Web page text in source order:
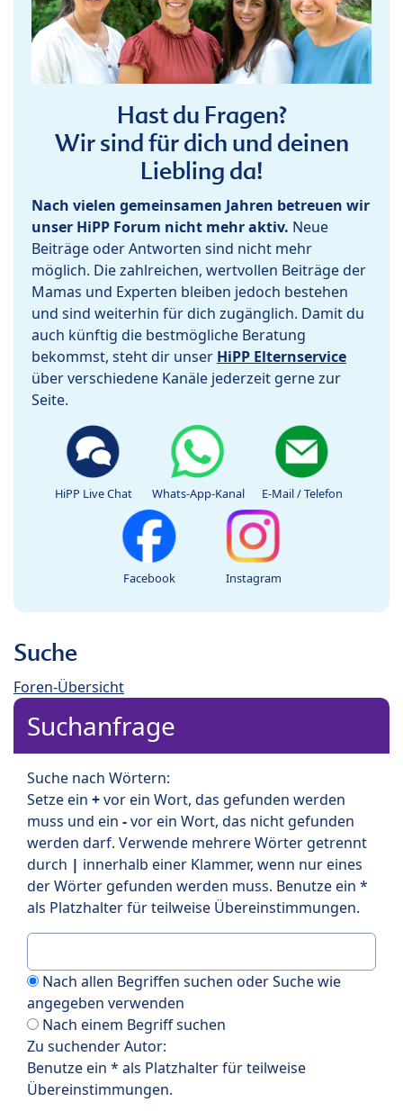
Hast du Fragen?
Wir sind für dich und deinen
Liebling da!
Nach vielen gemeinsamen Jahren betreuen wir
unser HiPP Forum nicht mehr aktiv. Neue
Beiträge oder Antworten sind nicht mehr
möglich. Die zahlreichen, wertvollen Beiträge der
Mamas und Experten bleiben jedoch bestehen
und sind weiterhin für dich zugänglich. Damit du
auch künftig die bestmögliche Beratung
bekommst, steht dir unser HiPP Elternservice
über verschiedene Kanäle jederzeit gerne zur
Seite.
HiPP Live Chat Whats-App-Kanal E-Mail / Telefon
Facebook Instagram
Suche
Foren-Übersicht
Suchanfrage
Suche nach Wörtern:
Setze ein +vor ein Wort, das gefunden werden
muss und ein -vor ein Wort, das nicht gefunden
werden darf. Verwende mehrere Wörter getrennt
durch | innerhalb einer Klammer, wenn nur eines
der Wörter gefunden werden muss. Benutze ein *
als Platzhalter für teilweise Übereinstimmungen.
Nach allen Begriffen suchen oder Suche wie
angegeben verwenden
Nach einem Begriff suchen
Zu suchender Autor:
Benutze ein * als Platzhalter für teilweise
Übereinstimmungen.